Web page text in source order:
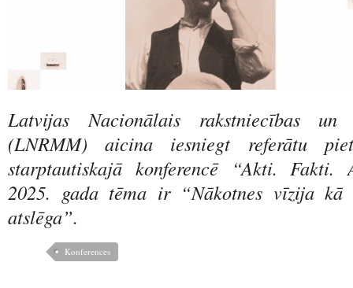
Latvijas Nacionālais rakstniecības un
(LNRMM) aicina iesniegt referātu
starptautiskajā konferencē “Akti. Fakti.
2025. gada tēma ir “Nākotnes vīzija kā
atslēga”.
Konferences